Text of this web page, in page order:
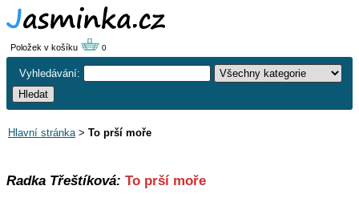
Položek v košíku 0
Vyhledávání:
Hlavní stránka> To prší moře
Radka Třeštíková: To prší moře